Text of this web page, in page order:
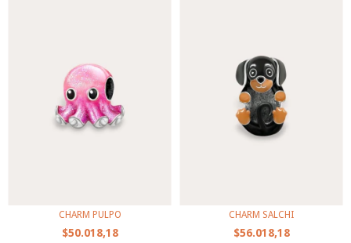
CHARM PULPO
$50.018,18
CHARM SALCHI
$56.018,18